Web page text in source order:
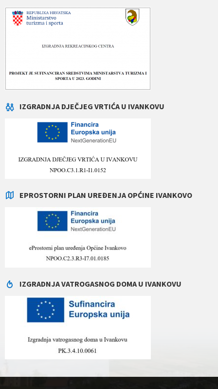
IZGRADNJA DJEČJEG VRTIĆA U IVANKOVU
EPROSTORNI PLAN UREĐENJA OPĆINE IVANKOVO
IZGRADNJA VATROGASNOG DOMA U IVANKOVU